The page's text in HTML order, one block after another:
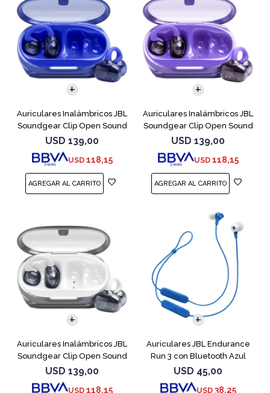
Auriculares Inalámbricos JBL
Soundgear Clip Open Sound
Azul
USD 139,00
USD 118,15
Auriculares Inalámbricos JBL
Soundgear Clip Open Sound
Purpl
USD 139,00
USD 118,15
Auriculares Inalámbricos JBL
Soundgear Clip Open Sound
Blanc
USD 139,00
USD 118,15
Auriculares JBL Endurance
Run 3 con Bluetooth Azul
USD 45,00
USD 38,25